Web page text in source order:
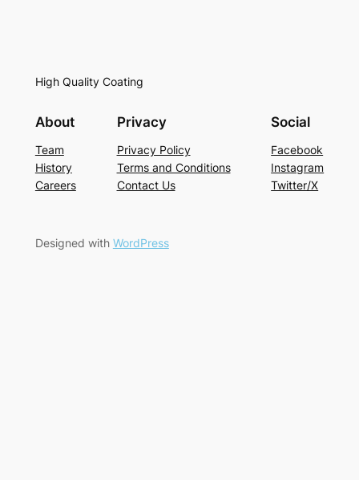
High Quality Coating
About
Team
History
Careers
Privacy
Privacy Policy
Terms and Conditions
Contact Us
Social
Facebook
Instagram
Twitter/X
Designed with WordPress